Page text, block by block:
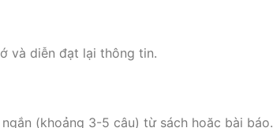
và diễn đạt lại thông tin.
(khoảng 3-5 câu) từ sách hoặc bài báo.